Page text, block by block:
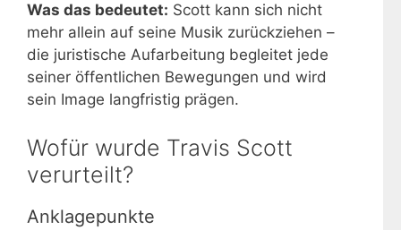
Was das bedeutet: Scott kann sich nicht
mehr allein auf seine Musik zurückziehen –
die juristische Aufarbeitung begleitet jede
seiner öffentlichen Bewegungen und wird
sein Image langfristig prägen.
Wofür wurde Travis Scott
verurteilt?
Anklagepunkte